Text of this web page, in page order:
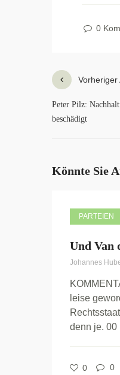
0
Vorheriger
Peter Pilz:
beschädigt
Könnte Sie
PARTEIEN
Und Van
Johannes
leise
denn je. 00
0 0